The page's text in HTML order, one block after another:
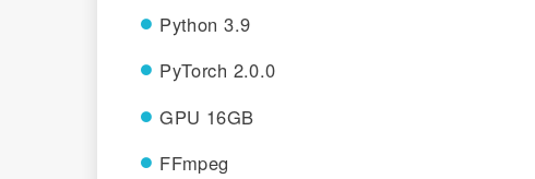
Python 3.9
PyTorch 2.0.0
GPU 16GB
FFmpeg